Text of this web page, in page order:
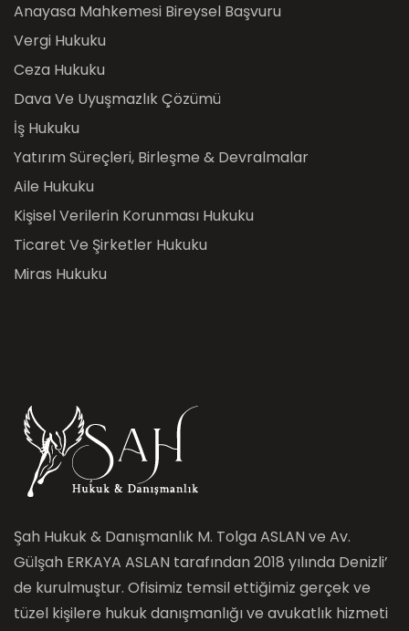
Anayasa Mahkemesi Bireysel Başvuru
Vergi Hukuku
Ceza Hukuku
Dava Ve Uyuşmazlık Çözümü
İş Hukuku
Yatırım Süreçleri, Birleşme & Devralmalar
Aile Hukuku
Kişisel Verilerin Korunması Hukuku
Ticaret Ve Şirketler Hukuku
Miras Hukuku
Şah Hukuk & Danışmanlık M. Tolga ASLAN ve Av.
Gülşah ERKAYA ASLAN tarafından 2018 yılında Denizli’
de kurulmuştur. Ofisimiz temsil ettiğimiz gerçek ve
tüzel kişilere hukuk danışmanlığı ve avukatlık hizmeti